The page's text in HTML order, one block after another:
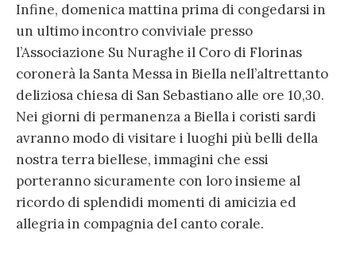
Infine, domenica mattina prima di congedarsi in
un ultimo incontro conviviale presso
l’Associazione Su Nuraghe il Coro di Florinas
coronerà la Santa Messa in Biella nell’altrettanto
deliziosa chiesa di San Sebastiano alle ore 10,30.
Nei giorni di permanenza a Biella i coristi sardi
avranno modo di visitare i luoghi più belli della
nostra terra biellese, immagini che essi
porteranno sicuramente con loro insieme al
ricordo di splendidi momenti di amicizia ed
allegria in compagnia del canto corale.